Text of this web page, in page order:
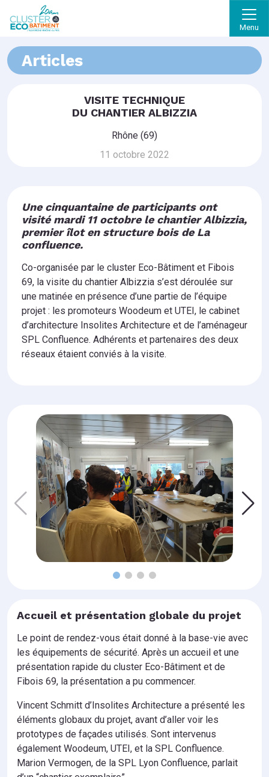
Menu
Articles
VISITE TECHNIQUE
DU CHANTIER ALBIZZIA
Rhône (69)
11 octobre 2022
Unecinquantaine de participants ont
visité mardi 11 octobre le chantier Albizzia,
premier îlot en structure bois de La
confluence.
Co-organisée par le cluster Eco-Bâtiment et Fibois
69, la visite du chantier Albizzia s’est déroulée sur
une matinée en présence d’une partie de l’équipe
projet : les promoteurs Woodeum et UTEI, le cabinet
d’architecture Insolites Architecture et de l’aménageur
SPL Confluence. Adhérents et partenaires des deux
réseaux étaient conviés à la visite.
Accueil et présentation globale du projet
Le point de rendez-vous était donné à la base-vie avec
les équipements de sécurité. Après un accueil et une
présentation rapide du cluster Eco-Bâtiment et de
Fibois 69, la présentation a pu commencer.
Vincent Schmitt d’Insolites Architecture a présenté les
éléments globaux du projet, avant d’aller voir les
prototypes de façades utilisés. Sont intervenus
également Woodeum, UTEI, et la SPL Confluence.
Marion Vermogen, de la SPL Lyon Confluence, parlait